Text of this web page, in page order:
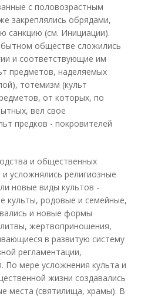
с половозрастным
закреплялись обрядами,
санкцию (см. Инициации).
обществе сложились
и соответствующие им
предметов, наделяемых
тотемизм (культ
от которых, по
вел свое
предков - покровителей
и общественных
усложнялись религиозные
новые виды культов -
культы, родовые и семейные,
и новые формы
жертвоприношения,
в развитую систему
регламентации,
По мере усложнения культа и
жизни создавались
места (святилища, храмы). В